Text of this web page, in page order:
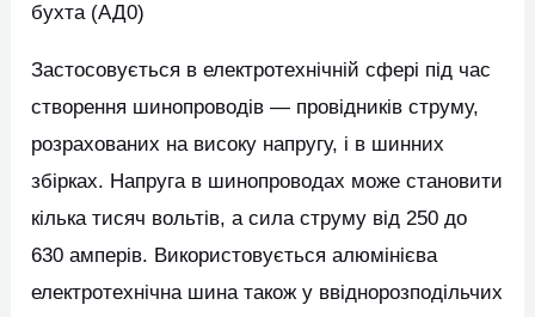
бухта (АД0)
Застосовується в електротехнічній сфері під час
створення шинопроводів — провідників струму,
розрахованих на високу напругу, і в шинних
збірках. Напруга в шинопроводах може становити
кілька тисяч вольтів, а сила струму від 250 до
630 амперів. Використовується алюмінієва
електротехнічна шина також у ввіднорозподільчих